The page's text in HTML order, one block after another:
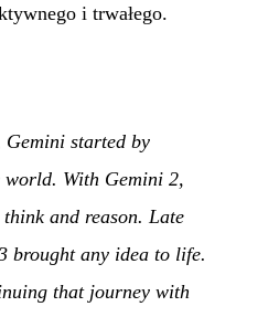
i trwałego.
Gemini started by
world. With Gemini 2,
and reason. Late
brought any idea to life.
that journey with